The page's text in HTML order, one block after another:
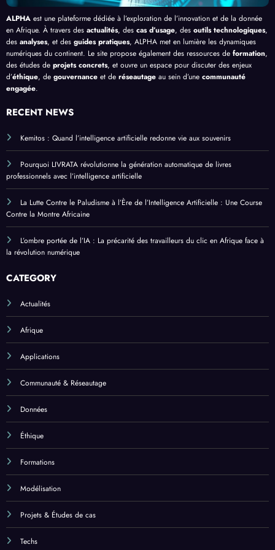
ALPHA est une plateforme dédiée à l’exploration de l’innovation et de la donnée
en Afrique. À travers des actualités, des cas d’usage, des outils technologiques,
des analyses, et des guides pratiques, ALPHA met en lumière les dynamiques
numériques du continent. Le site propose également des ressources de formation,
des études de projets concrets, et ouvre un espace pour discuter des enjeux
d’éthique, de gouvernance et de réseautage au sein d’une communauté
engagée.
RECENT NEWS
Kemitos : Quand l’intelligence artificielle redonne vie aux souvenirs
Pourquoi LIVRATA révolutionne la génération automatique de livres
professionnels avec l’intelligence artificielle
La Lutte Contre le Paludisme à l’Ère de l’Intelligence Artificielle : Une Course
Contre la Montre Africaine
L’ombre portée de l’IA : La précarité des travailleurs du clic en Afrique face à
la révolution numérique
CATEGORY
Actualités
Afrique
Applications
Communauté & Réseautage
Données
Éthique
Formations
Modélisation
Projets & Études de cas
Techs